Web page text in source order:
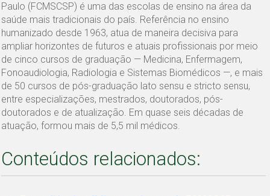
Paulo (FCMSCSP) é uma das escolas de ensino na área da
saúde mais tradicionais do país. Referência no ensino
humanizado desde 1963, atua de maneira decisiva para
ampliar horizontes de futuros e atuais profissionais por meio
de cinco cursos de graduação — Medicina, Enfermagem,
Fonoaudiologia, Radiologia e Sistemas Biomédicos —, e mais
de 50 cursos de pós-graduação lato sensu e stricto sensu,
entre especializações, mestrados, doutorados, pós-
doutorados e de atualização. Em quase seis décadas de
atuação, formou mais de 5,5 mil médicos.
Conteúdos relacionados: